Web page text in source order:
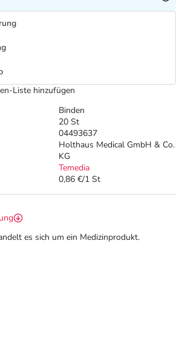
Binden
20 St
04493637
Holthaus Medical GmbH & Co.
KG
Temedia
0,86 €/1 St
Liste hinzufügen
es sich um ein Medizinprodukt.